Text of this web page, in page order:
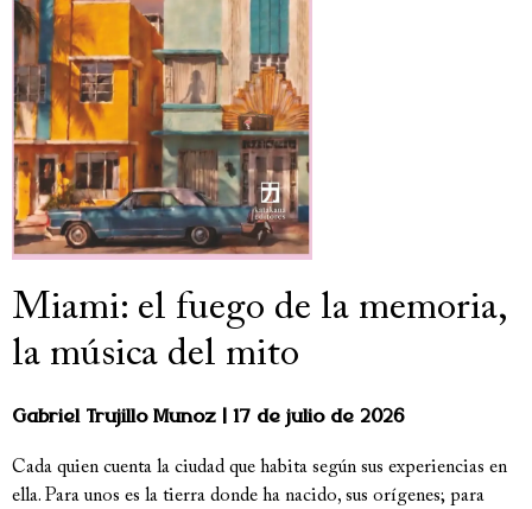
Miami: el fuego de la memoria,
la música del mito
Gabriel Trujillo Muñoz 17 de julio de 2026
Cada quien cuenta la ciudad que habita según sus experiencias en
ella. Para unos es la tierra donde ha nacido, sus orígenes; para